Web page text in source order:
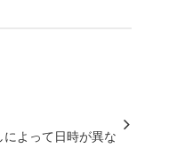
よって日時が異な